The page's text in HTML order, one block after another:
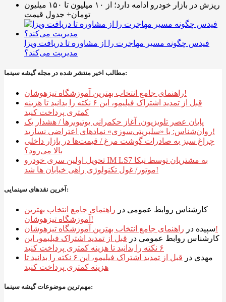
ریزش در بازار خودرو ادامه دارد؛ از ۱۰ میلیون تا ۱۵۰ میلیون
تومان+ جدول قیمت
فیدس چگونه مسیر مهاجرت را از مشاوره تا دریافت ویزا
مدیریت می‌کند؟
مطالب اخیر منتشر شده در مجله گیشه سینما:
راهنمای جامع انتخاب بهترین آموزشگاه تیزهوشان!
قبل از تمدید اشتراک فیلیمو، این ۶ نکته را بدانید تا هزینه
کمتری پرداخت کنید
پایان عصر تلویزیون، آغاز حکمرانی یوتیوبرها / هشدار یک
روان‌شناس: با «سلبریتی‌سوزی» نمادهای اعتراضی نسازید!
چراغ سبز به صادرات گوشت مرغ / قیمت‌ها در بازار داخلی
بالا می‌رود؟
تحویل اولین سری خودرو IM LS7 به مشتریان توسط نیکا
موتور/ غول تکنولوژی راهی خیابان ها شد!
آخرین نقدهای سینمایی:
کارشناس روابط عمومی در راهنمای جامع انتخاب بهترین
آموزشگاه تیزهوشان!
سپیده در
راهنمای جامع انتخاب بهترین آموزشگاه تیزهوشان!
کارشناس روابط عمومی در قبل از تمدید اشتراک فیلیمو، این
۶ نکته را بدانید تا هزینه کمتری پرداخت کنید
مهدی در
قبل از تمدید اشتراک فیلیمو، این ۶ نکته را بدانید تا
هزینه کمتری پرداخت کنید
مهم‌ترین موضوعات گیشه سینما: